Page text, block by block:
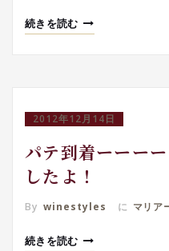
続きを読む
2012年12月14日
パテ到着ーーー
したよ！
By winestyles に マリア
続きを読む